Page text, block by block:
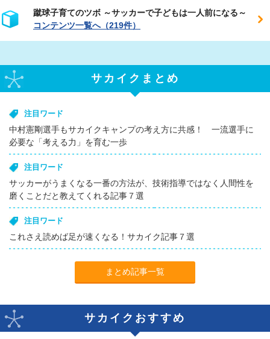
蹴球子育てのツボ ～サッカーで子どもは一人前になる～
コンテンツ一覧へ（219件）
サカイクまとめ
注目ワード
中村憲剛選手もサカイクキャンプの考え方に共感！ 一流選手に
必要な「考える力」を育む一歩
注目ワード
サッカーがうまくなる一番の方法が、技術指導ではなく人間性を
磨くことだと教えてくれる記事７選
注目ワード
これさえ読めば足が速くなる！サカイク記事７選
まとめ記事一覧
サカイクおすすめ